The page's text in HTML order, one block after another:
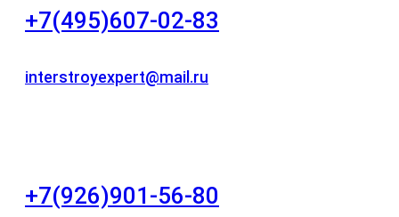
+7(495)607-02-83
interstroyexpert@mail.ru
+7(926)901-56-80